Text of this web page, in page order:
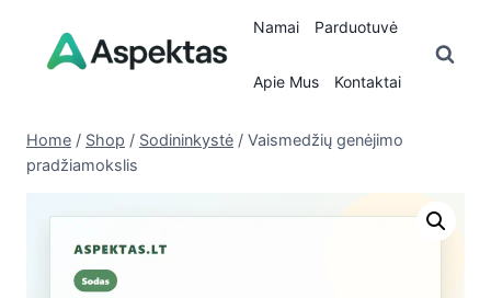
content
Namai Parduotuvė
Apie Mus Kontaktai
Home / Shop / Sodininkystė / Vaismedžių genėjimo
pradžiamokslis